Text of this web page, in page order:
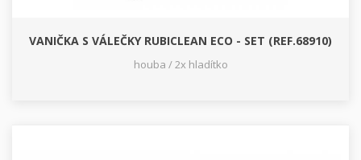
VANIČKA S VÁLEČKY RUBICLEAN ECO - SET (REF.68910)
houba / 2x hladítko